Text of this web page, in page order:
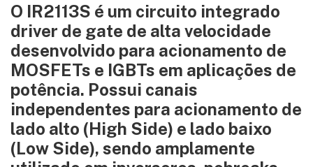
O IR2113S é um circuito integrado
driver de gate de alta velocidade
desenvolvido para acionamento de
MOSFETs e IGBTs em aplicações de
potência. Possui canais
independentes para acionamento de
lado alto (High Side) e lado baixo
(Low Side), sendo amplamente